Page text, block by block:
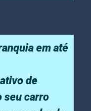
em até
de
seu carro